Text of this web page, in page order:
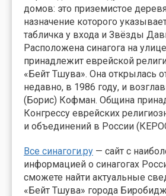
домов: это приземистое
назначение которого
табличка у входа и Звёзды
Расположена синагога на
принадлежит еврейской
«Бейт Тшува». Она открылась
недавно, в 1986 году, и
(Борис) Кофман. Община
Конгрессу еврейских
и объединений в России
Все синагоги.ру — сайт с
информацией о синагогах
сможете найти актуальные
«Бейт Тшува» города